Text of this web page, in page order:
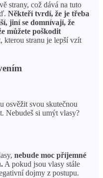
strany, což dává na tuto
Někteří tvrdí, že je třeba
jiní se domnívají, že
můžete poškodit
kterou stranu je lepší vzít
osvěžit svou skutečnou
Nebudeš si umýt vlasy?
nebude moc příjemné
A pokud jsou vlasy stále
dojmy z postupu.